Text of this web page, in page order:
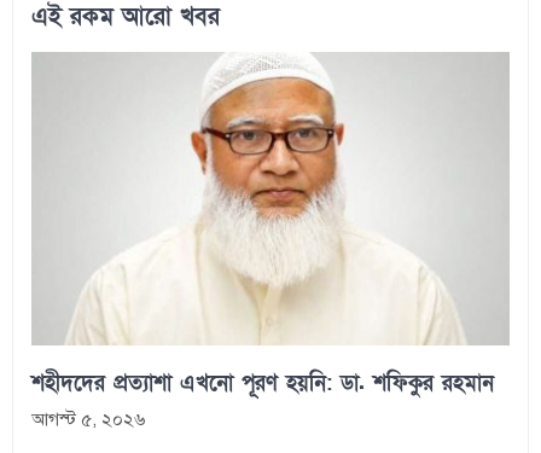
এই রকম আরো খবর
শহীদদের প্রত্যাশা এখনো পূরণ হয়নি: ডা. শফিকুর রহমান
আগস্ট ৫, ২০২৬